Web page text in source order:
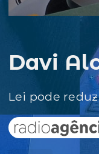
Davi
Lei pode